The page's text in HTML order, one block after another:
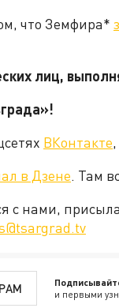
что Земфира*
лиц,
ВКонтакте,
в Дзене. Там
с нами,
и первыми